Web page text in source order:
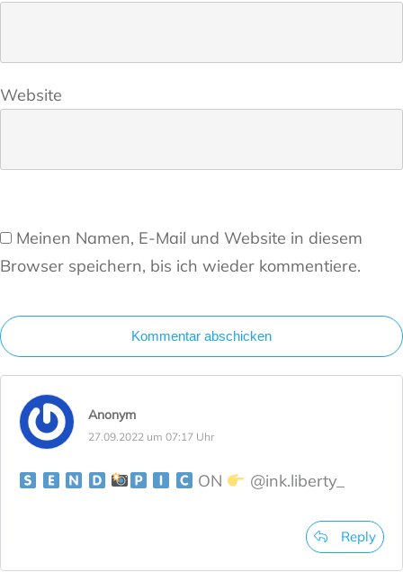
Website
Meinen Namen, E-Mail und Website in diesem
Browser speichern, bis ich wieder kommentiere.
Kommentar abschicken
Anonym
27.09.2022 um 07:17 Uhr
ON @ink.liberty_
Reply